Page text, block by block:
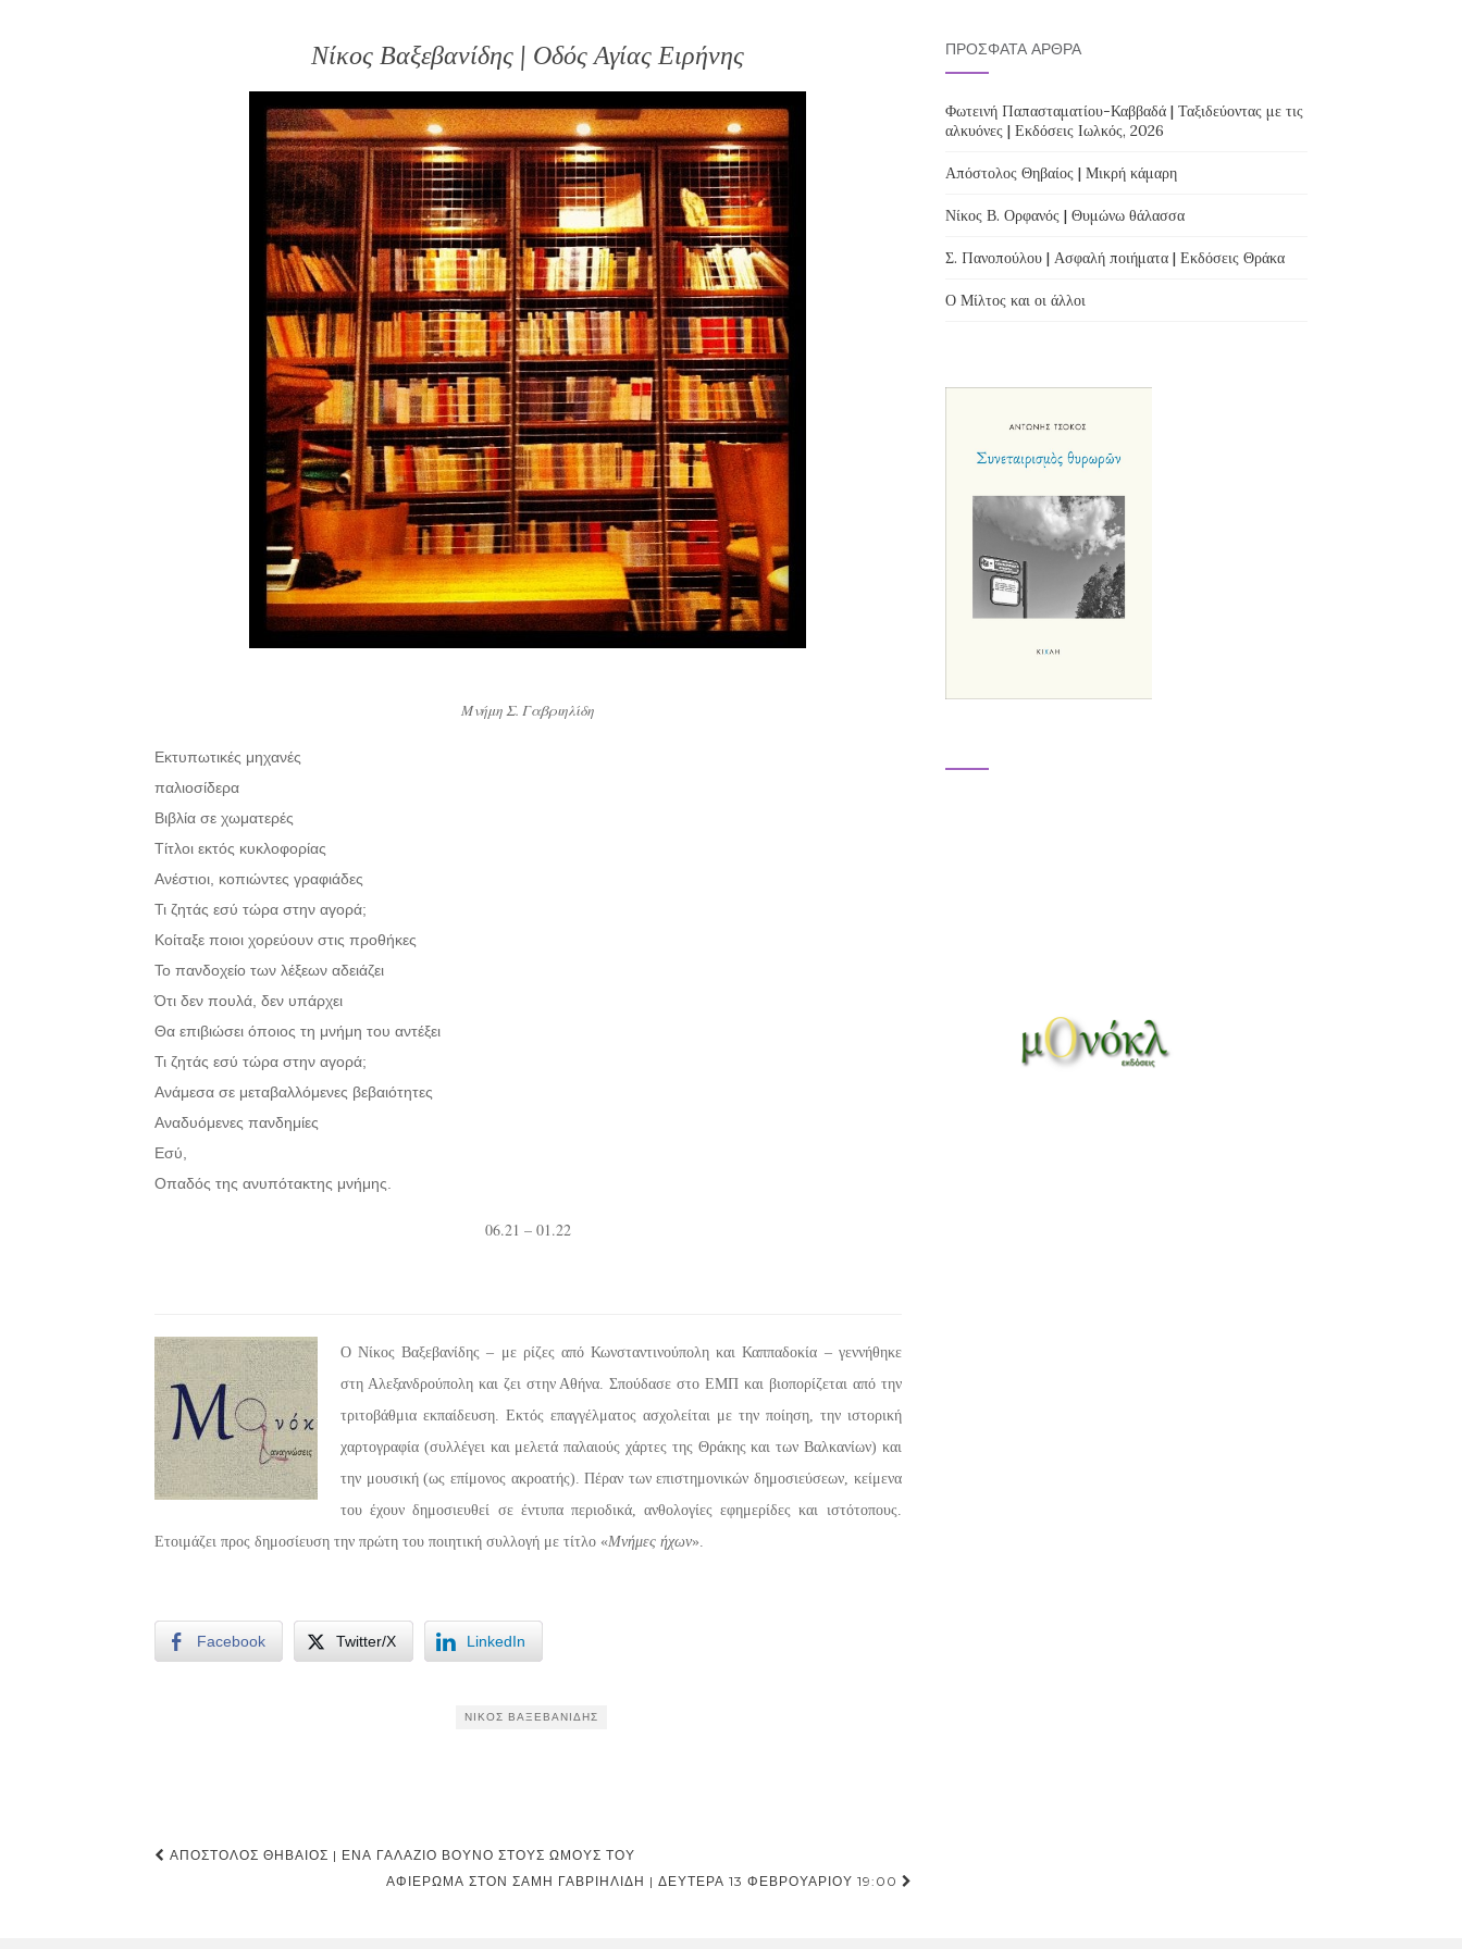
Νίκος Βαξεβανίδης | Οδός Αγίας Ειρήνης
Μνήμη Σ. Γαβριηλίδη
Εκτυπωτικές μηχανές
παλιοσίδερα
Βιβλία σε χωματερές
Τίτλοι εκτός κυκλοφορίας
Ανέστιοι, κοπιώντες γραφιάδες
Τι ζητάς εσύ τώρα στην αγορά;
Κοίταξε ποιοι χορεύουν στις προθήκες
Το πανδοχείο των λέξεων αδειάζει
Ότι δεν πουλά, δεν υπάρχει
Θα επιβιώσει όποιος τη μνήμη του αντέξει
Τι ζητάς εσύ τώρα στην αγορά;
Ανάμεσα σε μεταβαλλόμενες βεβαιότητες
Αναδυόμενες πανδημίες
Εσύ,
Οπαδός της ανυπότακτης μνήμης.
06.21 – 01.22
Ο Νίκος Βαξεβανίδης – με ρίζες από Κωνσταντινούπολη και Καππαδοκία – γεννήθηκε
στη Αλεξανδρούπολη και ζει στην Αθήνα. Σπούδασε στο ΕΜΠ και βιοπορίζεται από την
τριτοβάθμια εκπαίδευση. Εκτός επαγγέλματος ασχολείται με την ποίηση, την ιστορική
χαρτογραφία (συλλέγει και μελετά παλαιούς χάρτες της Θράκης και των Βαλκανίων) και
την μουσική (ως επίμονος ακροατής). Πέραν των επιστημονικών δημοσιεύσεων, κείμενα
του έχουν δημοσιευθεί σε έντυπα περιοδικά, ανθολογίες εφημερίδες και ιστότοπους.
Ετοιμάζει προς δημοσίευση την πρώτη του ποιητική συλλογή με τίτλο «Μνήμες ήχων».
Facebook Twitter/X LinkedIn
ΝΊΚΟΣ ΒΑΞΕΒΑΝΊΔΗΣ
Post
ΑΠΌΣΤΟΛΟΣ ΘΗΒΑΊΟΣ | ΈΝΑ ΓΑΛΆΖΙΟ ΒΟΥΝΌ ΣΤΟΥΣ ΏΜΟΥΣ ΤΟΥ
ΑΦΙΈΡΩΜΑ ΣΤΟΝ ΣΆΜΗ ΓΑΒΡΙΗΛΊΔΗ | ΔΕΥΤΈΡΑ 13 ΦΕΒΡΟΥΑΡΊΟΥ 19:00
ΠΡΌΣΦΑΤΑ ΆΡΘΡΑ
Φωτεινή Παπασταματίου-Καββαδά | Ταξιδεύοντας με τις
αλκυόνες | Εκδόσεις Ιωλκός, 2026
Απόστολος Θηβαίος | Μικρή κάμαρη
Νίκος Β. Ορφανός | Θυμώνω θάλασσα
Σ. Πανοπούλου | Ασφαλή ποιήματα | Εκδόσεις Θράκα
Ο Μίλτος και οι άλλοι